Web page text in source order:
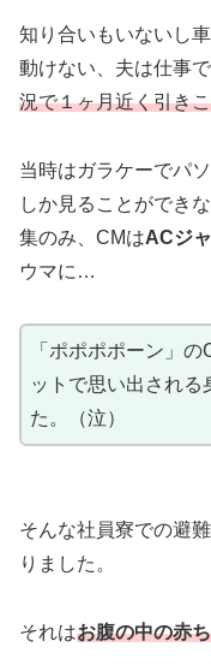
知り合いもいないし
動けない、夫は仕事
況で１ヶ月近く引き
当時はガラケーでパ
しか見ることができ
集のみ、CMはACジ
ウマに…
「ポポポポーン」
ットで思い出される
た。（泣）
そんな社員寮での避
りました。
それはお腹の中の赤